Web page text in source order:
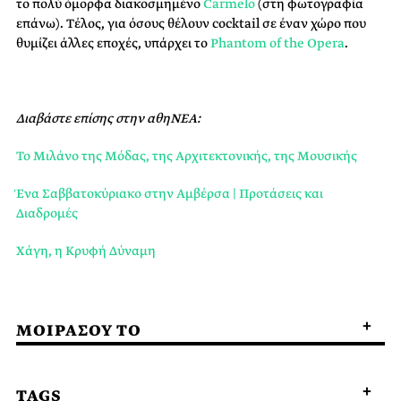
το πολύ όμορφα διακοσμημένοCarmelo(στη φωτογραφία
επάνω). Τέλος, για όσους θέλουν cocktail σε έναν χώρο που
θυμίζει άλλες εποχές, υπάρχει τοPhantom of the Opera.
Διαβάστε επίσης στην αθηΝΕΑ:
Το Μιλάνο της Μόδας, της Αρχιτεκτονικής, της Μουσικής
Ένα Σαββατοκύριακο στην Αμβέρσα | Προτάσεις και
Διαδρομές
Χάγη, η Κρυφή Δύναμη
ΜΟΙΡΑΣΟΥ ΤΟ
TAGS